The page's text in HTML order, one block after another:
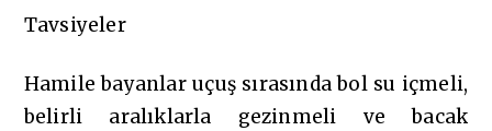
Tavsiyeler
Hamile bayanlar uçuş sırasında bol su içmeli,
belirli aralıklarla gezinmeli ve bacak